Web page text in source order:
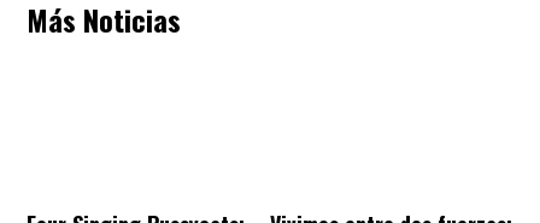
Más Noticias